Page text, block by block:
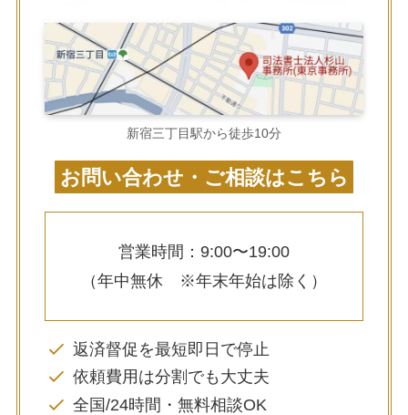
新宿三丁目駅から徒歩10分
お問い合わせ・ご相談はこちら
営業時間：9:00〜19:00
（年中無休 ※年末年始は除く）
返済督促を最短即日で停止
依頼費用は分割でも大丈夫
全国/24時間・無料相談OK